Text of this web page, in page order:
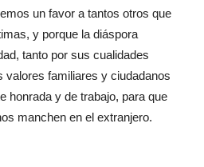
un favor a tantos otros que
y porque la diáspora
tanto por sus cualidades
valores familiares y ciudadanos
honrada y de trabajo, para que
manchen en el extranjero.